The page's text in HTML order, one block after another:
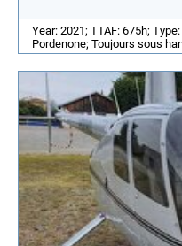
Year: 2021; TTAF: 675h;
Pordenone; Toujours sous